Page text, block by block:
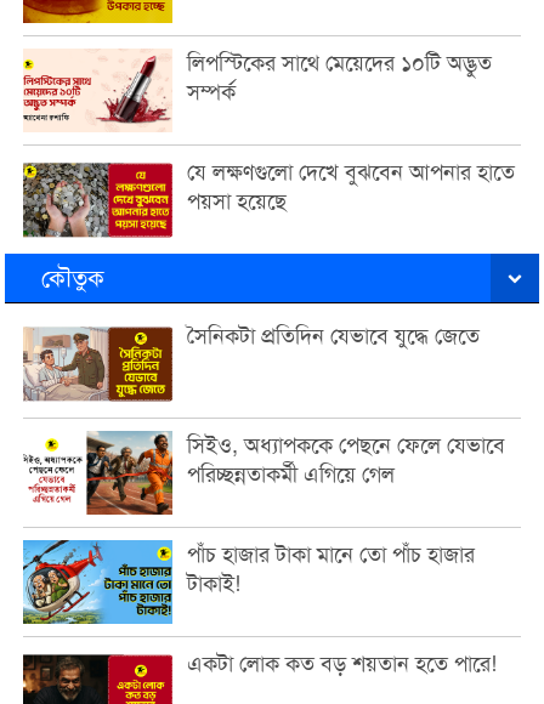
লিপস্টিকের সাথে মেয়েদের ১০টি অদ্ভুত
সম্পর্ক
যে লক্ষণগুলো দেখে বুঝবেন আপনার হাতে
পয়সা হয়েছে
কৌতুক
সৈনিকটা প্রতিদিন যেভাবে যুদ্ধে জেতে
সিইও, অধ্যাপককে পেছনে ফেলে যেভাবে
পরিচ্ছন্নতাকর্মী এগিয়ে গেল
পাঁচ হাজার টাকা মানে তো পাঁচ হাজার
টাকাই!
একটা লোক কত বড় শয়তান হতে পারে!